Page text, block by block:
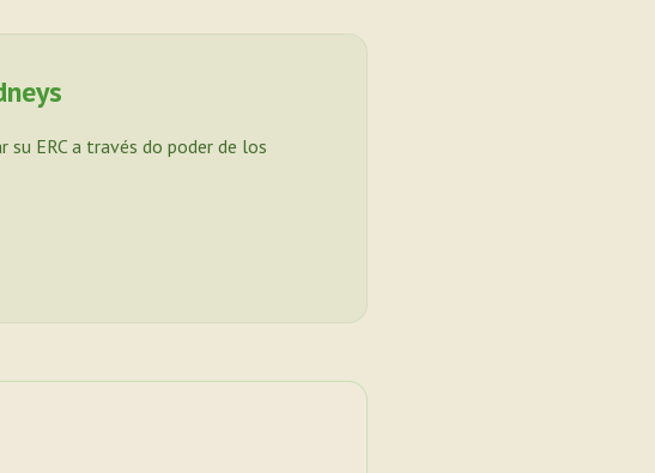
su ERC a través do poder de los